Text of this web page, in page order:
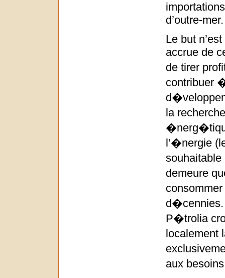
d’outre-mer.
Le but
accrue de
de tirer
contribuer
la
l’�nergie
demeure
d�cennies.
P�trolia
localement
aux